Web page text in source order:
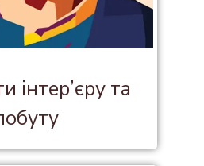
інтер’єру та